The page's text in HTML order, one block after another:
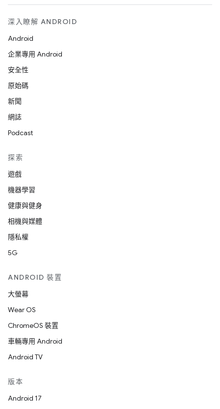
深入瞭解 ANDROID
Android
企業專用 Android
安全性
原始碼
新聞
網誌
Podcast
探索
遊戲
機器學習
健康與健身
相機與媒體
隱私權
5G
ANDROID 裝置
大螢幕
Wear OS
ChromeOS 裝置
車輛專用 Android
Android TV
版本
Android 17